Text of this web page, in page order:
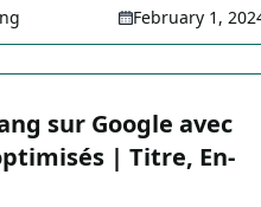
February 1,
sur Google avec
| Titre, En-